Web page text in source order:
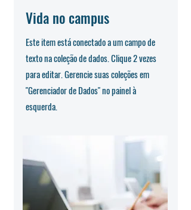
Vida no campus
Este item está conectado a um campo de
texto na coleção de dados. Clique 2 vezes
para editar. Gerencie suas coleções em
"Gerenciador de Dados" no painel à
esquerda.